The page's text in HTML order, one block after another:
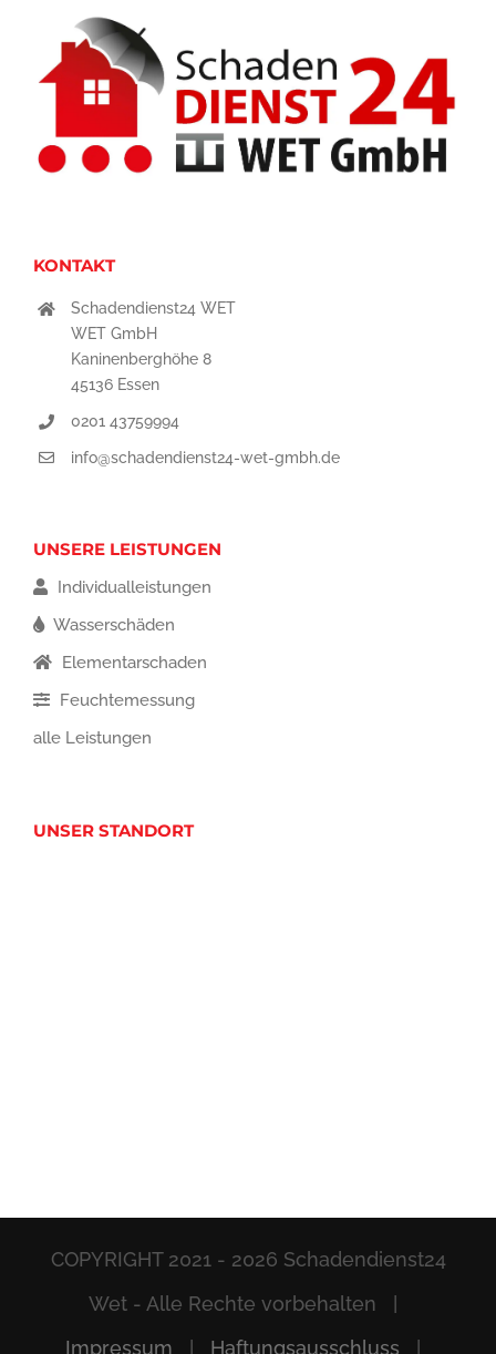
KONTAKT
Schadendienst24 WET
WET GmbH
Kaninenberghöhe 8
45136 Essen
0201 43759994
info@schadendienst24-wet-gmbh.de
UNSERE LEISTUNGEN
Individualleistungen
Wasserschäden
Elementarschaden
Feuchtemessung
alle Leistungen
UNSER STANDORT
COPYRIGHT 2021 - 2026 Schadendienst24
Wet - Alle Rechte vorbehalten |
Impressum
Haftungsausschluss